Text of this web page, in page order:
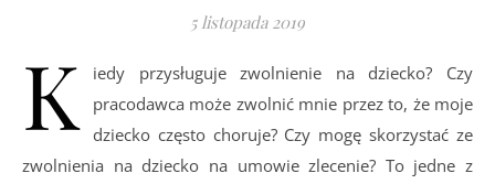
5 listopada 2019
K
iedy przysługuje zwolnienie na dziecko? Czy
pracodawca może zwolnić mnie przez to, że moje
dziecko często choruje? Czy mogę skorzystać ze
zwolnienia na dziecko na umowie zlecenie? To jedne z